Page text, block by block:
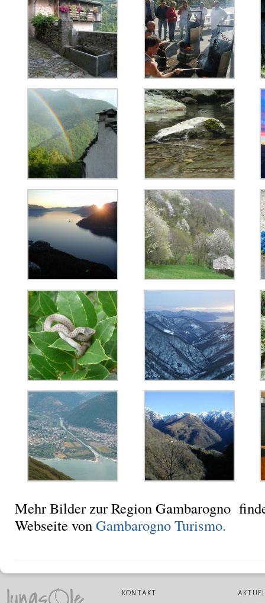
Mehr Bilder zur Region Gambarogno
Webseite vonGambarogno Turismo.
KONTAKT